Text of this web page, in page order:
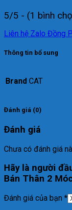
5/5 - (1 bình
Liên hệ Zalo Đồng
Thông tin bổ sung
Brand CAT
Đánh giá (0)
Đánh giá
Chưa có đánh giá
Hãy là người
Bán Thân 2
Đánh giá của bạn *